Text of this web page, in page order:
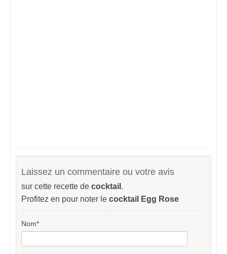
Laissez un commentaire ou votre avis
sur cette recette de cocktail .
Profitez en pour noter le cocktail Egg Rose
Nom*